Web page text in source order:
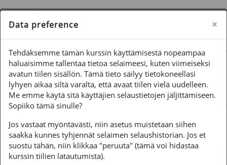
Sivupaneeli
Data preference ×
Tehdäksemme tämän kurssin käyttämisestä nopeampaa
haluaisimme tallentaa tietoa selaimeesi, kuten viimeiseksi
avatun tiilen sisällön. Tämä tieto säilyy tietokoneellasi
lyhyen aikaa siltä varalta, että avaat tiilen vielä uudelleen.
Me emme käytä sitä käyttäjien selaustietojen jäljittämiseen.
Sopiiko tämä sinulle?
Jos vastaat myöntävästi, niin asetus muistetaan siihen
saakka kunnes tyhjennät selaimen selaushistorian. Jos et
suostu tähän, niin klikkaa "peruuta" (tämä voi hidastaa
kurssin tiilien latautumista).